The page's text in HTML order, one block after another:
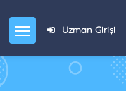
Uzman Girişi